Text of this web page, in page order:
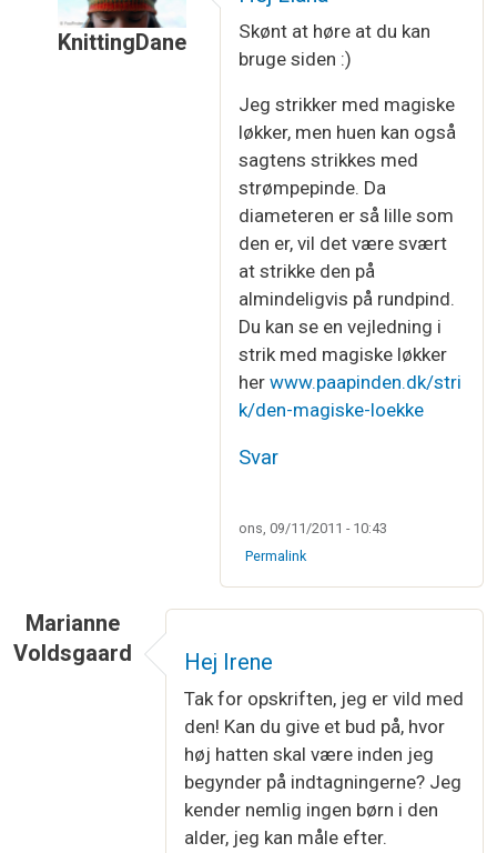
KnittingDane
MEGET nybegynder....
Skønt at høre at du kan
bruge siden :)
Jeg strikker med magiske
løkker, men huen kan også
sagtens strikkes med
strømpepinde. Da
diameteren er så lille som
den er, vil det være svært
at strikke den på
almindeligvis på rundpind.
Du kan se en vejledning i
strik med magiske løkker
her www.paapinden.dk/stri
k/den-magiske-loekke
Svar
ons, 09/11/2011 - 10:43
Permalink
Marianne
Voldsgaard
Hej Irene
Tak for opskriften, jeg er vild med
den! Kan du give et bud på, hvor
høj hatten skal være inden jeg
begynder på indtagningerne? Jeg
kender nemlig ingen børn i den
alder, jeg kan måle efter.